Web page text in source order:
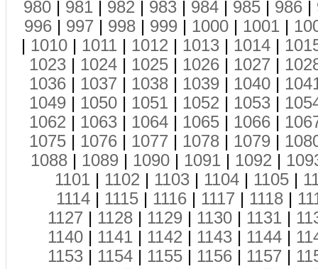
980 | 981 | 982 | 983 | 984 | 985 | 986 |
996 | 997 | 998 | 999 | 1000 | 1001 |
| 1010 | 1011 | 1012 | 1013 | 1014 |
1023 | 1024 | 1025 | 1026 | 1027 |
1036 | 1037 | 1038 | 1039 | 1040 |
1049 | 1050 | 1051 | 1052 | 1053 |
1062 | 1063 | 1064 | 1065 | 1066 |
1075 | 1076 | 1077 | 1078 | 1079 |
1088 | 1089 | 1090 | 1091 | 1092 |
1101 | 1102 | 1103 | 1104 | 1105 |
1114 | 1115 | 1116 | 1117 | 1118 |
1127 | 1128 | 1129 | 1130 | 1131 |
1140 | 1141 | 1142 | 1143 | 1144 |
1153 | 1154 | 1155 | 1156 | 1157 |